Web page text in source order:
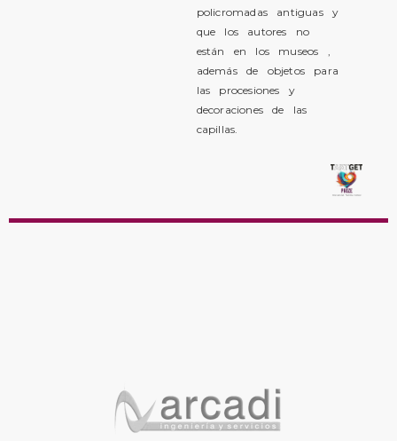
policromadas antiguas y
que los autores no
están en los museos ,
además de objetos para
las procesiones y
decoraciones de las
capillas.